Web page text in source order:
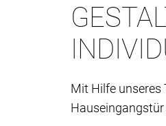
Mit Hilfe unseres